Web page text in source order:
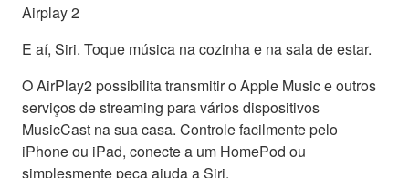
Airplay 2
E aí, Siri. Toque música na cozinha e na sala de estar.
O AirPlay2 possibilita transmitir o Apple Music e outros
serviços de streaming para vários dispositivos
MusicCast na sua casa. Controle facilmente pelo
iPhone ou iPad, conecte a um HomePod ou
simplesmente peça ajuda a Siri.